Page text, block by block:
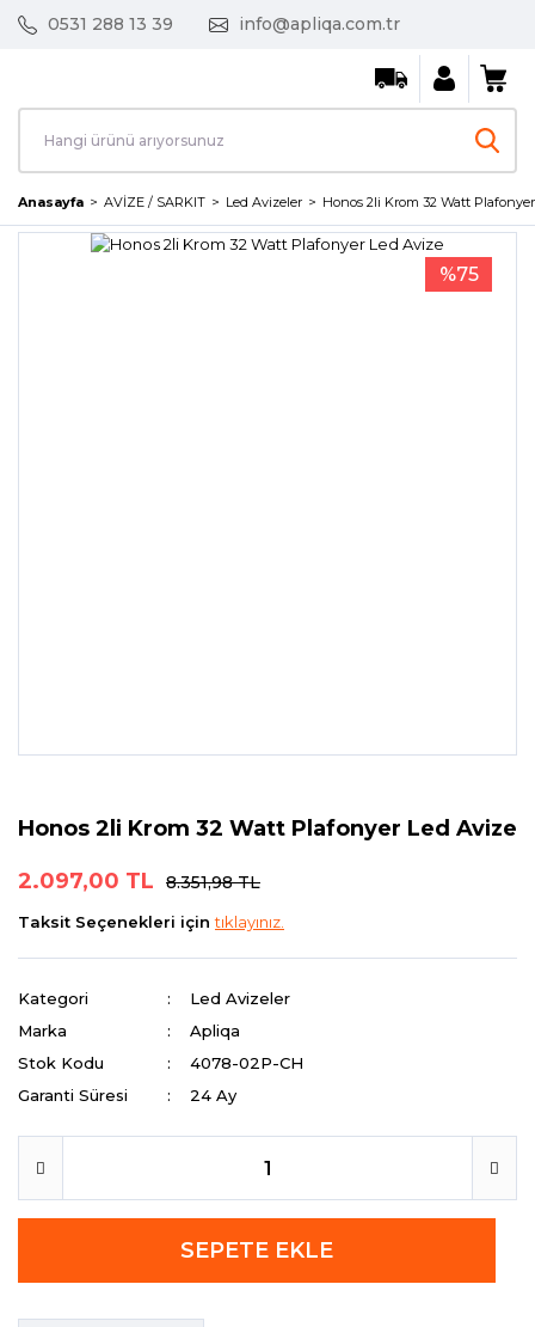
0531 288 13 39 info@apliqa.com.tr
Anasayfa AVİZE / SARKIT Led Avizeler Honos 2li Krom 32 Watt
%75
Honos 2li Krom 32 Watt Plafonyer Led Avize
2.097,00 TL
8.351,98 TL
Taksit Seçenekleri içintıklayınız.
Kategori
Led Avizeler
Marka
Apliqa
Stok Kodu
4078-02P-CH
Garanti Süresi
24 Ay
SEPETE EKLE